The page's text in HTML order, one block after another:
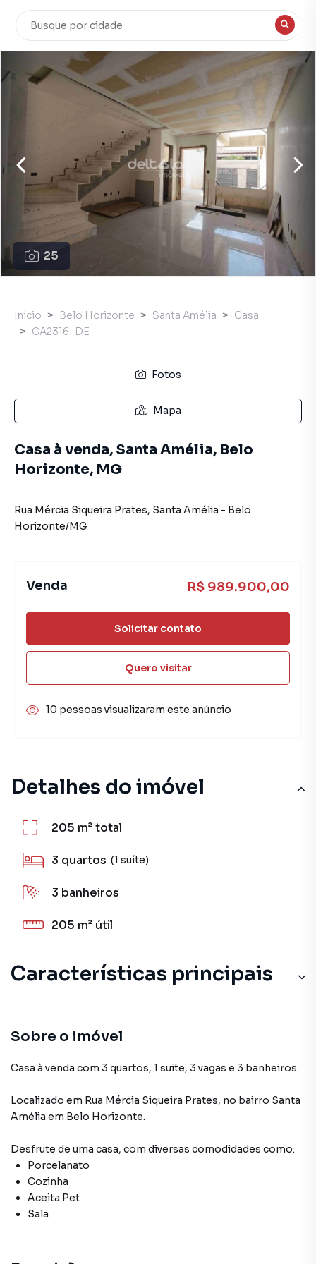
25
Detalhes do imóvel
205 m²total
3 quartos (1 suíte)
3 banheiros
205 m² útil
Características principais
Aceita Pet
Porcelanato
Sala
Sobre o imóvel
Casa à venda com 3 quartos, 1 suite, 3 vagas e 3 banheiros.
Localizado em Rua Mércia Siqueira Prates, no bairro Santa
Amélia em Belo Horizonte.
Desfrute de uma casa, com diversas comodidades como:
Porcelanato
Cozinha
Aceita Pet
Sala
Início Belo Horizonte Santa Amélia
Casa
CA2316_DE
Fotos
Mapa
Casa à venda, Santa Amélia, Belo
Horizonte, MG
Rua Mércia Siqueira Prates, Santa Amélia - Belo
Horizonte/MG
Venda R$ 989.900,00
Solicitar contato
Quero visitar
10 pessoas visualizaram este anúncio